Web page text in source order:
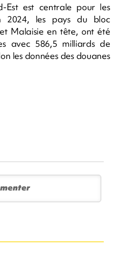
Est est centrale pour les
2024, les pays du bloc
Malaisie en tête, ont été
avec 586,5 milliards de
les données des douanes